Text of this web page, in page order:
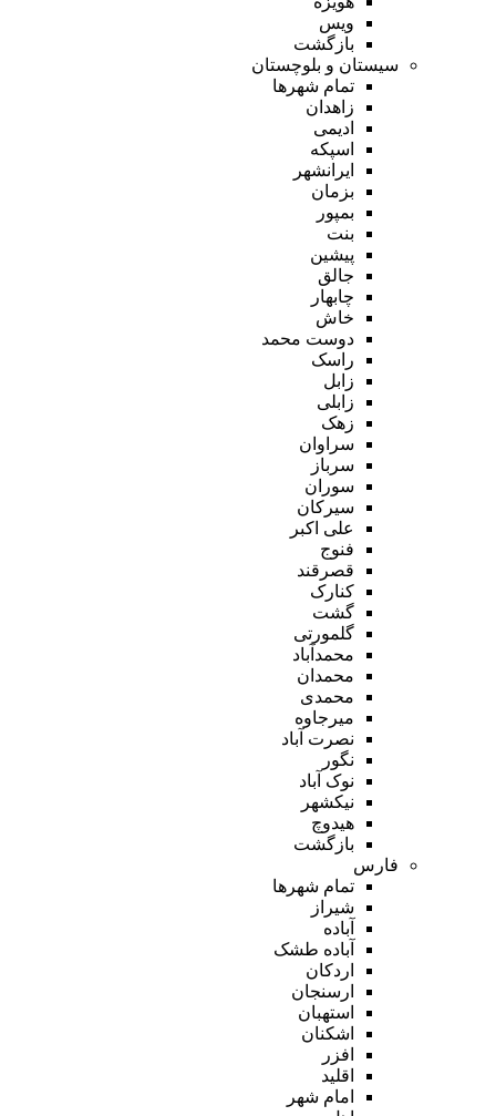
ویس
بازگشت
سیستان و بلوچستان
تمام شهر‌ها
زاهدان
ادیمی
اسپکه
ایرانشهر
بزمان
بمپور
بنت
پیشین
جالق
چابهار
خاش
دوست محمد
راسک
زابل
زابلی
زهک
سراوان
سرباز
سوران
سیرکان
علی اکبر
فنوج
قصرقند
کنارک
گشت
گلمورتی
محمدآباد
محمدان
محمدی
میرجاوه
نصرت آباد
نگور
نوک آباد
نیکشهر
هیدوچ
بازگشت
فارس
تمام شهر‌ها
شیراز
آباده
آباده طشک
اردکان
ارسنجان
استهبان
اشکنان
افزر
اقلید
امام شهر